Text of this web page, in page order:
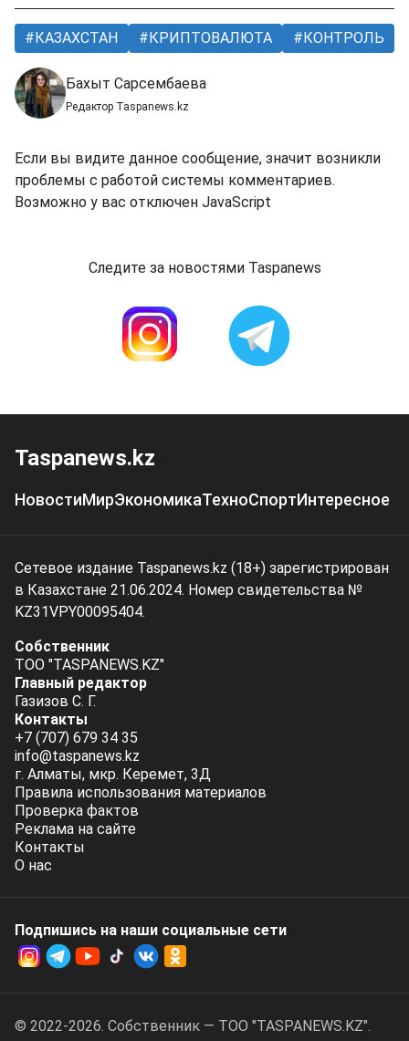
КАЗАХСТАН КРИПТОВАЛЮТА КОНТРОЛЬ
Бахыт Сарсембаева
Редактор Taspanews.kz
Если вы видите данное сообщение, значит возникли
проблемы с работой системы комментариев.
Возможно у вас отключен JavaScript
Следите за новостями Taspanews
Taspanews.kz
НовостиМирЭкономикаТехноСпортИнтересное
Сетевое издание Taspanews.kz (18+) зарегистрирован
в Казахстане 21.06.2024. Номер свидетельства №
KZ31VPY00095404.
Собственник
ТОО "TASPANEWS.KZ"
Главный редактор
Газизов С. Г.
Контакты
+7 (707) 679 34 35
info@taspanews.kz
г. Алматы, мкр. Керемет, 3Д
Правила использования материалов
Проверка фактов
Реклама на сайте
Контакты
О нас
Подпишись на наши социальные cети
© 2022-2026. Собственник — ТОО "TASPANEWS.KZ".